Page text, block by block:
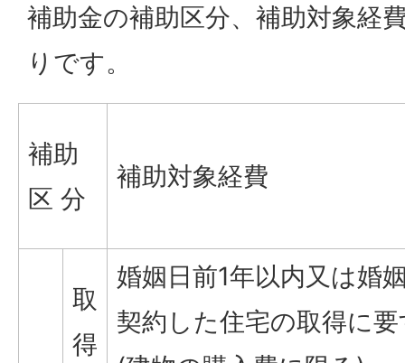
補助金の補助区分、補助対象経
りです。
補助
区 分
補助対象経費
取
得
婚姻日前1年以内又は婚
契約した住宅の取得に